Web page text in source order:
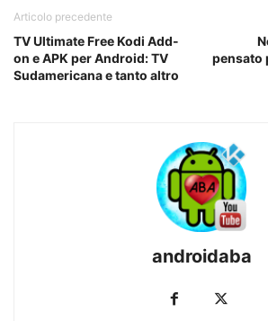
Articolo precedente
TV Ultimate Free Kodi Add-
on e APK per Android: TV
Sudamericana e tanto altro
pensato
androidaba